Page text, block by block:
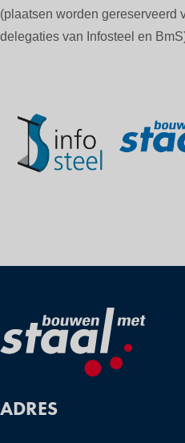
(plaatsen worden gereserveerd
delegaties van Infosteel en
ADRES